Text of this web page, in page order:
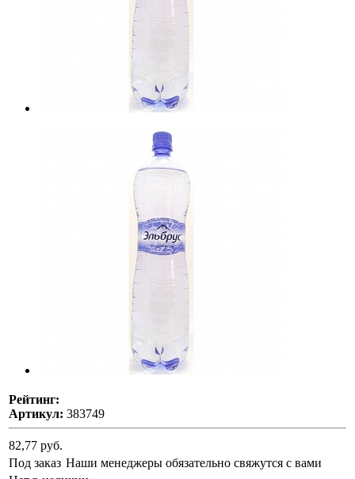
Рейтинг:
Артикул: 383749
82,77 руб.
Под заказ Наши менеджеры обязательно свяжутся с вами